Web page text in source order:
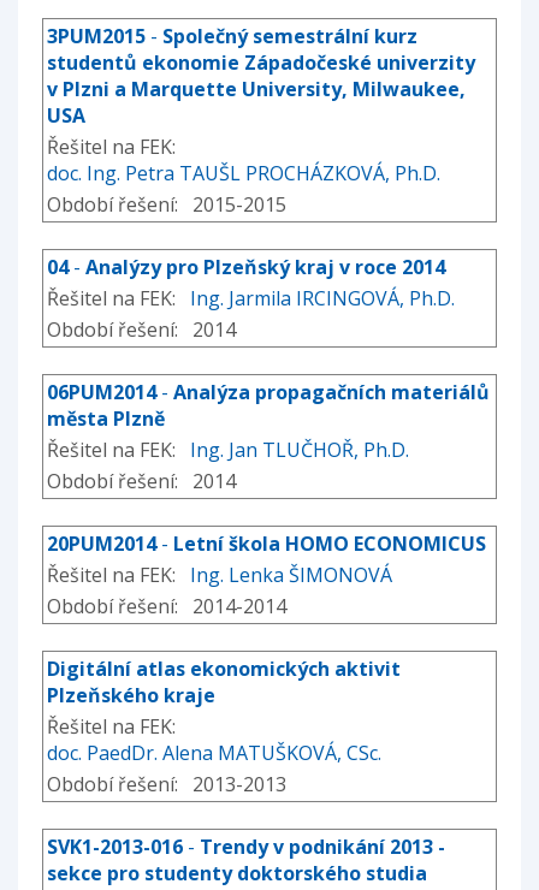
3PUM2015 - Společný semestrální kurz
studentů ekonomie Západočeské univerzity
v Plzni a Marquette University, Milwaukee,
USA
Řešitel na FEK:
doc. Ing. Petra TAUŠL PROCHÁZKOVÁ, Ph.D.
Období řešení: 2015-2015
04- Analýzy pro Plzeňský kraj v roce 2014
Řešitel na FEK: Ing. Jarmila IRCINGOVÁ, Ph.D.
Období řešení: 2014
06PUM2014- Analýza propagačních materiálů
města Plzně
Řešitel na FEK: Ing. Jan TLUČHOŘ, Ph.D.
Období řešení: 2014
20PUM2014- Letní škola HOMO ECONOMICUS
Řešitel na FEK: Ing. Lenka ŠIMONOVÁ
Období řešení: 2014-2014
Digitální atlas ekonomických aktivit
Plzeňského kraje
Řešitel na FEK:
doc. PaedDr. Alena MATUŠKOVÁ, CSc.
Období řešení: 2013-2013
SVK1-2013-016 - Trendy v podnikání 2013 -
sekce pro studenty doktorského studia